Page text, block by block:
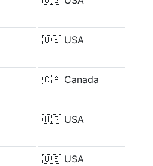
🇺🇸 USA
🇨🇦 Canada
🇺🇸 USA
🇺🇸 USA